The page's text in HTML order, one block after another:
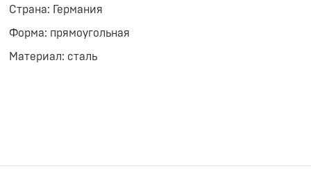
Страна: Германия
Форма: прямоугольная
Материал: сталь